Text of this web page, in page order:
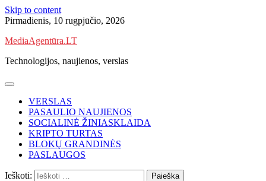
Skip to content
Pirmadienis, 10 rugpjūčio, 2026
MediaAgentūra.LT
Technologijos, naujienos, verslas
VERSLAS
PASAULIO NAUJIENOS
SOCIALINĖ ŽINIASKLAIDA
KRIPTO TURTAS
BLOKŲ GRANDINĖS
PASLAUGOS
Ieškoti: